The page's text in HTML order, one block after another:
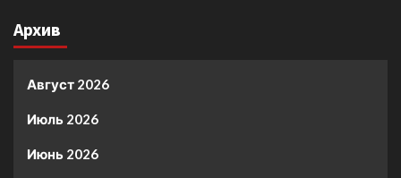
Архив
Август 2026
Июль 2026
Июнь 2026